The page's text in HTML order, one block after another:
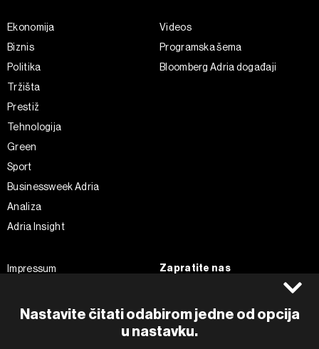
Nastavite čitati odabirom jedne od opcija
u nastavku.
Ekonomija
Biznis
Politika
Tržišta
Prestiž
Tehnologija
Green
Sport
Businessweek Adria
Analiza
Adria Insight
Videos
Programska šema
Bloomberg Adria događaji
Impressum
Pravila privatnosti
Zapratite nas
Instagram
Twitter